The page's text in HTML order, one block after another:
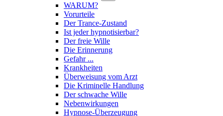
WARUM?
Vorurteile
Der Trance-Zustand
Ist jeder hypnotisierbar?
Der freie Wille
Die Erinnerung
Gefahr ...
Krankheiten
Überweisung vom Arzt
Die Kriminelle Handlung
Der schwache Wille
Nebenwirkungen
Hypnose-Überzeugung